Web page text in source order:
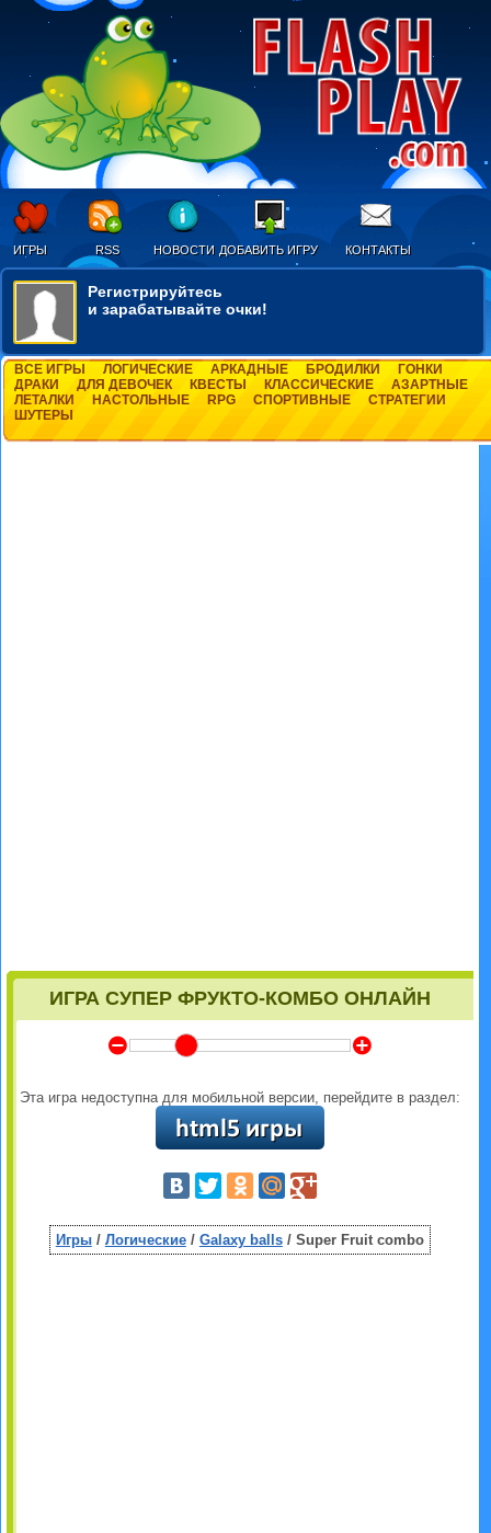
ИГРЫ RSS НОВОСТИ ДОБАВИТЬ ИГРУ КОНТАКТЫ
Регистрируйтесь
и зарабатывайте очки!
ВСЕ ИГРЫ ЛОГИЧЕСКИЕ АРКАДНЫЕ БРОДИЛКИ
ГОНКИ
ДРАКИ
ДЛЯ ДЕВОЧЕК КВЕСТЫ КЛАССИЧЕСКИЕ
АЗАРТНЫЕ
ЛЕТАЛКИ
НАСТОЛЬНЫЕ RPG СПОРТИВНЫЕ
СТРАТЕГИИ
ШУТЕРЫ
ИГРА СУПЕР ФРУКТО-КОМБО ОНЛАЙН
Y Z
Эта игра недоступна для мобильной версии, перейдите в раздел:
Игры/ Логические/ Galaxy balls/ Super Fruit combo